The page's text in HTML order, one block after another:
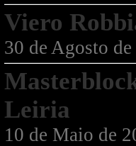
Viero
30 de Agosto de
Leiria
10 de Maio de